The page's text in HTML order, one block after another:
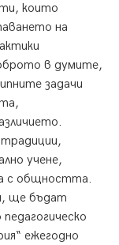
които
на
в думите,
задачи
учене,
с общността.
ще бъдат
ежегодно